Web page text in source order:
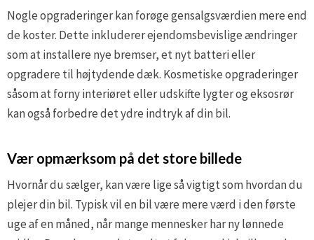
Nogle opgraderinger kan forøge gensalgsværdien mere end
de koster. Dette inkluderer ejendomsbevislige ændringer
som at installere nye bremser, et nyt batteri eller
opgradere til højtydende dæk. Kosmetiske opgraderinger
såsom at forny interiøret eller udskifte lygter og eksosrør
kan også forbedre det ydre indtryk af din bil.
Vær opmærksom på det store billede
Hvornår du sælger, kan være lige så vigtigt som hvordan du
plejer din bil. Typisk vil en bil være mere værd i den første
uge af en måned, når mange mennesker har ny lønnede